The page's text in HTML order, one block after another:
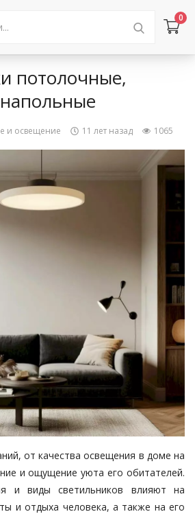
0
потолочные,
и освещение 11 лет назад 1065
от качества освещения в доме на
и ощущение уюта его обитателей.
и виды светильников влияют на
и отдыха человека, а также на его